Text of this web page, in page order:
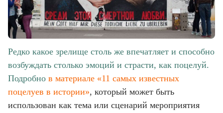
Редко какое зрелище столь же впечатляет и способно
возбуждать столько эмоций и страсти, как поцелуй.
Подробно в материале «11 самых известных
поцелуев в истории», который может быть
использован как тема или сценарий мероприятия